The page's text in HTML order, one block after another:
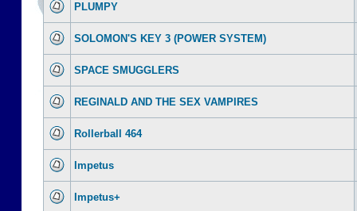
PLUMPY
SOLOMON'S KEY 3 (POWER SYSTEM)
SPACE SMUGGLERS
REGINALD AND THE SEX VAMPIRES
Rollerball 464
Impetus
Impetus+